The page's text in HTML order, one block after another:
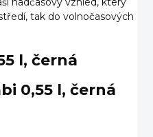
tak do volnočasových
l, černá
0,55 l, černá